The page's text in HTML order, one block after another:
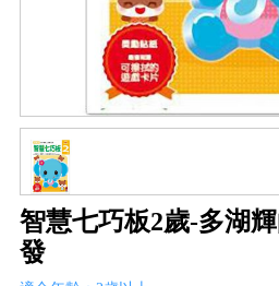
智慧七巧板2歲-多湖
發